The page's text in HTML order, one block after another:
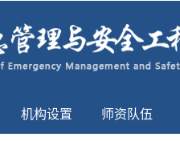
机构设置 师资队伍